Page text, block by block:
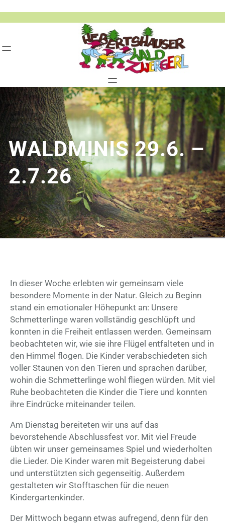
WALDMINIS 29.6. –
2.7.26
In dieser Woche erlebten wir gemeinsam viele
besondere Momente in der Natur. Gleich zu Beginn
stand ein emotionaler Höhepunkt an: Unsere
Schmetterlinge waren vollständig geschlüpft und
konnten in die Freiheit entlassen werden. Gemeinsam
beobachteten wir, wie sie ihre Flügel entfalteten und in
den Himmel flogen. Die Kinder verabschiedeten sich
voller Staunen von den Tieren und sprachen darüber,
wohin die Schmetterlinge wohl fliegen würden. Mit viel
Ruhe beobachteten die Kinder die Tiere und konnten
ihre Eindrücke miteinander teilen.
Am Dienstag bereiteten wir uns auf das
bevorstehende Abschlussfest vor. Mit viel Freude
übten wir unser gemeinsames Spiel und wiederholten
die Lieder. Die Kinder waren mit Begeisterung dabei
und unterstützten sich gegenseitig. Außerdem
gestalteten wir Stofftaschen für die neuen
Kindergartenkinder.
Der Mittwoch begann etwas aufregend, denn für den